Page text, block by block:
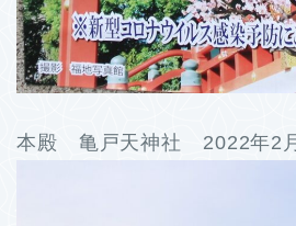
本殿 亀戸天神社 2022年2月